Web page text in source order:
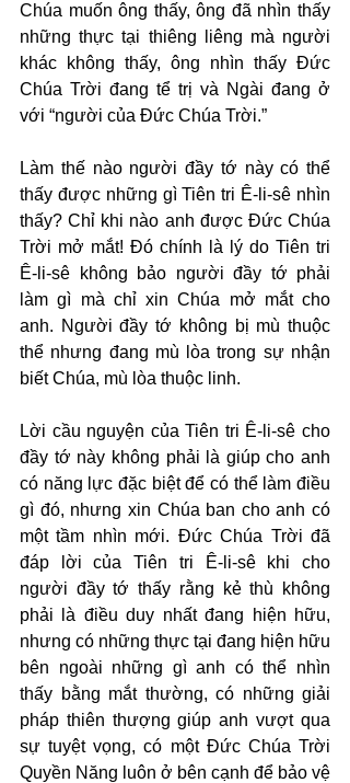
Chúa muốn ông thấy, ông đã nhìn thấy
những thực tại thiêng liêng mà người
khác không thấy, ông nhìn thấy Đức
Chúa Trời đang tể trị và Ngài đang ở
với “người của Đức Chúa Trời.”
Làm thế nào người đầy tớ này có thể
thấy được những gì Tiên tri Ê-li-sê nhìn
thấy? Chỉ khi nào anh được Đức Chúa
Trời mở mắt! Đó chính là lý do Tiên tri
Ê-li-sê không bảo người đầy tớ phải
làm gì mà chỉ xin Chúa mở mắt cho
anh. Người đầy tớ không bị mù thuộc
thể nhưng đang mù lòa trong sự nhận
biết Chúa, mù lòa thuộc linh.
Lời cầu nguyện của Tiên tri Ê-li-sê cho
đầy tớ này không phải là giúp cho anh
có năng lực đặc biệt để có thể làm điều
gì đó, nhưng xin Chúa ban cho anh có
một tầm nhìn mới. Đức Chúa Trời đã
đáp lời của Tiên tri Ê-li-sê khi cho
người đầy tớ thấy rằng kẻ thù không
phải là điều duy nhất đang hiện hữu,
nhưng có những thực tại đang hiện hữu
bên ngoài những gì anh có thể nhìn
thấy bằng mắt thường, có những giải
pháp thiên thượng giúp anh vượt qua
sự tuyệt vọng, có một Đức Chúa Trời
Quyền Năng luôn ở bên cạnh để bảo vệ